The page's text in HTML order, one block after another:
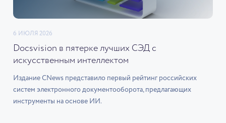
6 ИЮЛЯ 2026
Docsvision в пятерке лучших СЭД с
искусственным интеллектом
Издание CNews представило первый рейтинг российских
систем электронного документооборота, предлагающих
инструменты на основе ИИ.